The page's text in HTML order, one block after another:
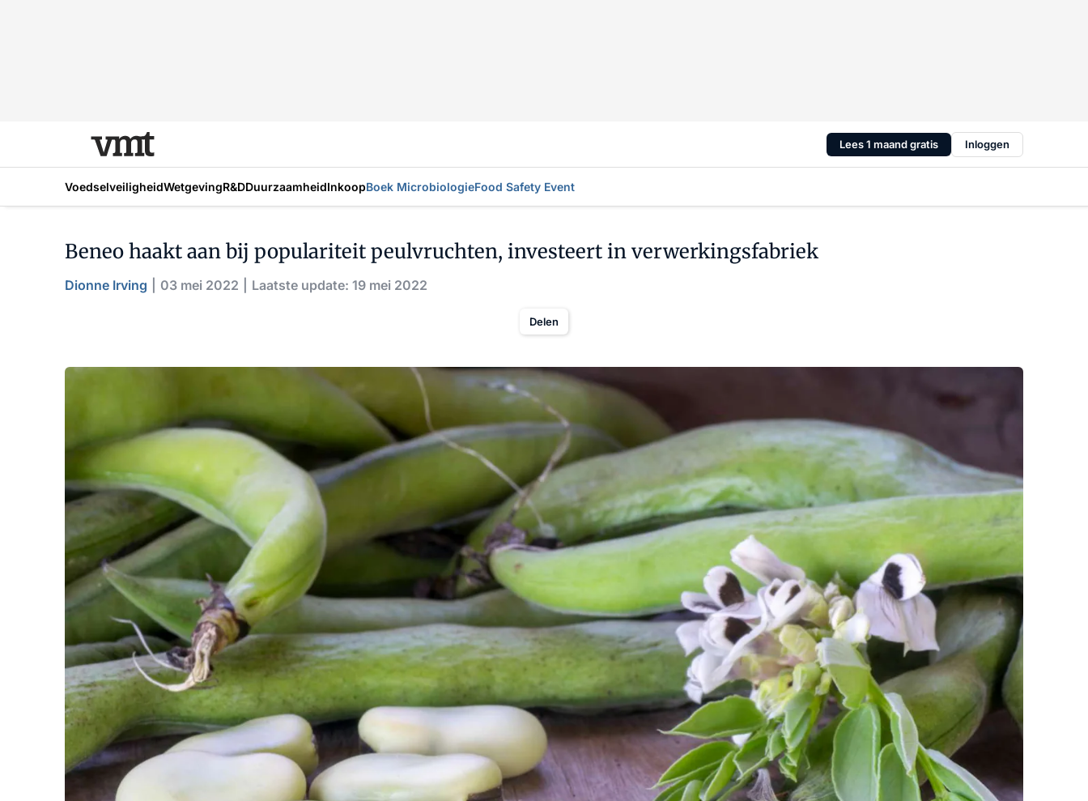
Lees 1 maand gratis Inloggen
VoedselveiligheidWetgevingR&DDuurzaamheidInkoopBoek MicrobiologieFood Safety Event
Beneo haakt aan bij populariteit peulvruchten, investeert in verwerkingsfabriek
Dionne Irving 03 mei 2022 Laatste update: 19 mei 2022
Delen